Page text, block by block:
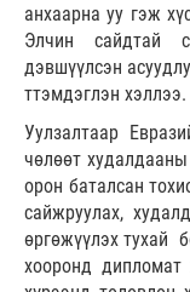
анхаарна уу гэж
Элчин сайдтай
дэвшүүлсэн
ттэмдэглэн хэллээ.
Уулзалтаар
чөлөөт
орон баталсан
сайжруулах,
өргөжүүлэх тухай
хооронд